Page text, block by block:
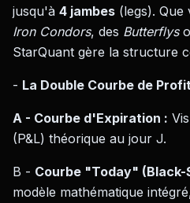
jusqu'à 4 jambes (legs). Que
Iron Condors, des Butterflys
StarQuant gère la structure
- La Double Courbe de
A - Courbe d'Expiration :
(P&L) théorique au jour J.
B - Courbe "Today" (Black-
modèle mathématique